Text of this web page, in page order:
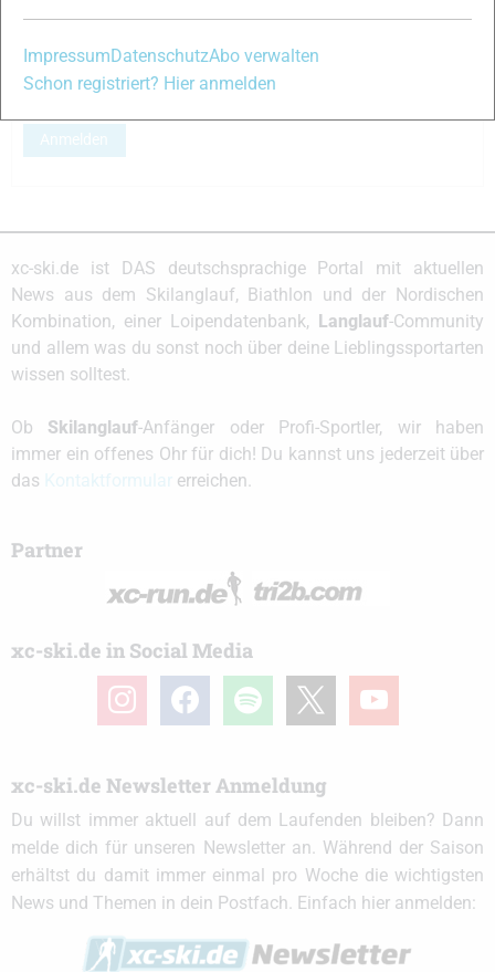
Angemeldet bleiben
Anmelden
xc-ski.de ist DAS deutschsprachige Portal mit aktuellen
News aus dem Skilanglauf, Biathlon und der Nordischen
Kombination, einer Loipendatenbank,
Langlauf-Community
und allem was du sonst noch über deine Lieblingssportarten
wissen solltest.
Ob Skilanglauf-Anfänger oder Profi-Sportler, wir haben
immer ein offenes Ohr für dich! Du kannst uns jederzeit über
das
erreichen.
Partner
xc-ski.de in Social Media
instagramfacebook spotify youtube
xc-ski.de Newsletter Anmeldung
Du willst immer aktuell auf dem Laufenden bleiben? Dann
melde dich für unseren Newsletter an. Während der Saison
erhältst du damit immer einmal pro Woche die wichtigsten
News und Themen in dein Postfach. Einfach hier anmelden:
Impressum DatenschutzAbo verwalten
Schon registriert? Hier anmelden